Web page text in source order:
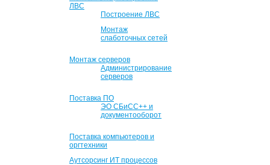
ЛВС
Построение ЛВС
Монтаж
слаботочных сетей
Монтаж серверов
Администрирование
серверов
Поставка ПО
ЭО СБиСС++ и
документооборот
Поставка компьютеров и
оргтехники
Аутсорсинг ИТ процессов